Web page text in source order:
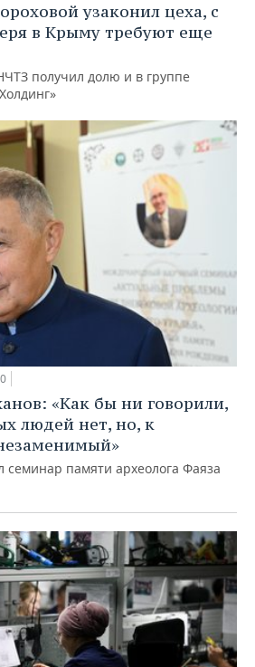
узаконил цеха, с
в Крыму требуют еще
получил долю и в группе
«Как бы ни говорили,
людей нет, но, к
семинар памяти археолога Фаяза